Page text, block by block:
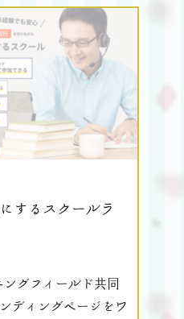
するスクールラ
グフィールド共同
ディングページをワ